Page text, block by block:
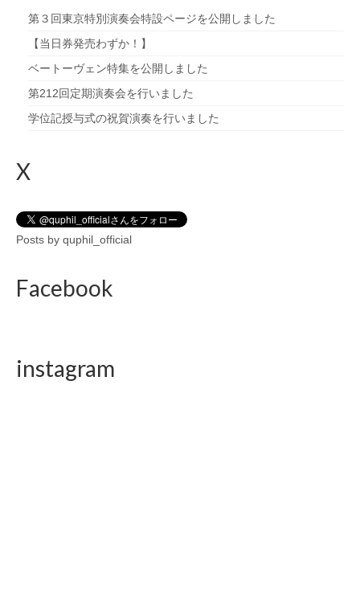
第３回東京特別演奏会特設ページを公開しました
【当日券発売わずか！】
ベートーヴェン特集を公開しました
第212回定期演奏会を行いました
学位記授与式の祝賀演奏を行いました
X
Posts by quphil_official
Facebook
instagram